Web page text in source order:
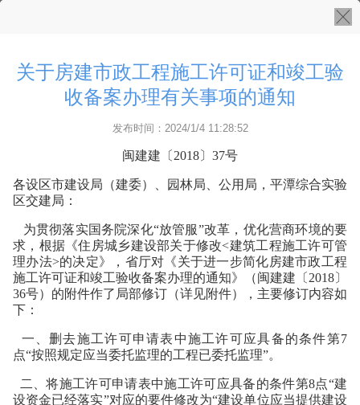
关于房建市政工程施工许可证和竣工验
收备案办理有关事项的通知
发布时间：2024/1/4 11:28:52
闽建建〔2018〕37号
各设区市建设局（建委）、园林局、公用局，平潭综合实验
区交建局：
为贯彻落实国务院深化“放管服”改革，优化营商环境的要
求，根据《住房城乡建设部关于修改<建筑工程施工许可管
理办法>的决定》，省厅对《关于进一步简化房建市政工程
施工许可证和竣工验收备案办理的通知》（闽建建〔2018〕
36号）的附件作了局部修订（详见附件），主要修订内容如
下：
一、删去施工许可申请表中施工许可应具备的条件第7
点“按照规定应当委托监理的工程已委托监理”。
二、将施工许可申请表中施工许可应具备的条件第8点“建
设资金已经落实”对应的要件修改为“建设单位应当提供建设